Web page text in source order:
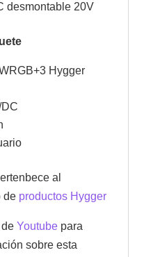
desmontable 20V
Hygger
al
de productos Hygger
Youtubepara
sobre esta